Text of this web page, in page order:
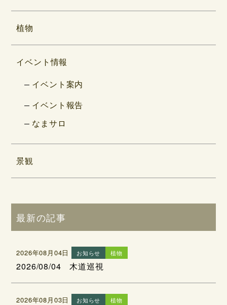
植物
イベント情報
イベント案内
イベント報告
なまサロ
景観
最新の記事
2026年08月04日 お知らせ 植物
2026/08/04 木道巡視
2026年08月03日 お知らせ 植物